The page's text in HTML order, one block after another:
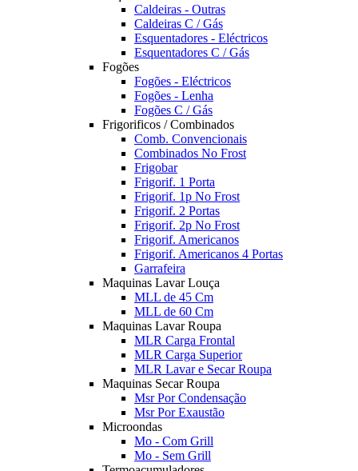
Caldeiras - Outras
Caldeiras C / Gás
Esquentadores - Eléctricos
Esquentadores C / Gás
Fogões
Fogões - Eléctricos
Fogões - Lenha
Fogões C / Gás
Frigorificos / Combinados
Comb. Convencionais
Combinados No Frost
Frigobar
Frigorif. 1 Porta
Frigorif. 1p No Frost
Frigorif. 2 Portas
Frigorif. 2p No Frost
Frigorif. Americanos
Frigorif. Americanos 4 Portas
Garrafeira
Maquinas Lavar Louça
MLL de 45 Cm
MLL de 60 Cm
Maquinas Lavar Roupa
MLR Carga Frontal
MLR Carga Superior
MLR Lavar e Secar Roupa
Maquinas Secar Roupa
Msr Por Condensação
Msr Por Exaustão
Microondas
Mo - Com Grill
Mo - Sem Grill